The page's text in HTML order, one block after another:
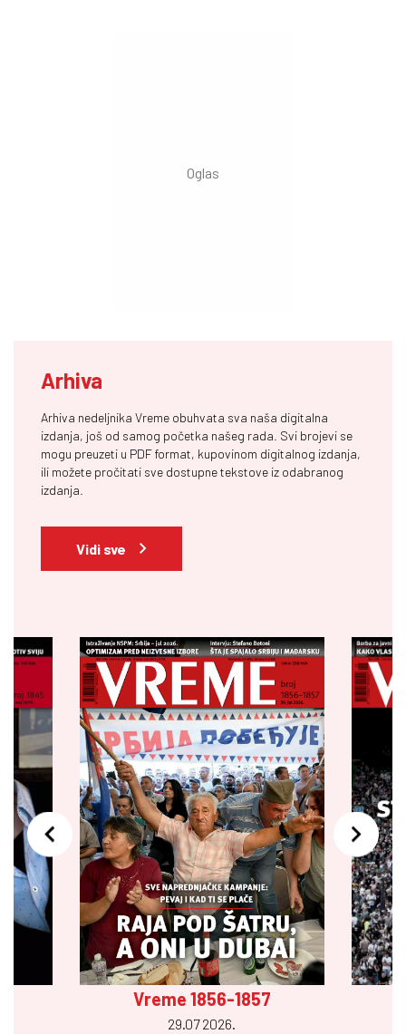
Arhiva
Arhiva nedeljnika Vreme obuhvata sva naša digitalna
izdanja, još od samog početka našeg rada. Svi brojevi se
mogu preuzeti u PDF format, kupovinom digitalnog izdanja,
ili možete pročitati sve dostupne tekstove iz odabranog
izdanja.
Vidi sve
Vreme 1856-1857
29.07 2026.